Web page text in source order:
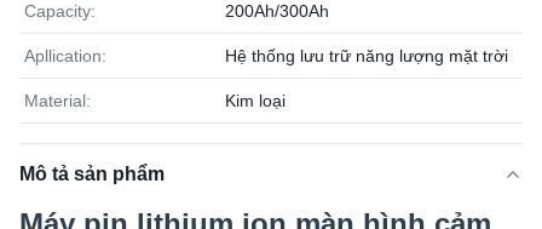
Capacity: 200Ah/300Ah
Apllication: Hệ thống lưu trữ năng lượng mặt trời
Material: Kim loại
Mô tả sản phẩm